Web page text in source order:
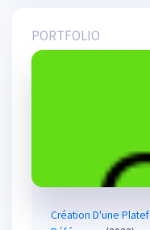
PORTFOLIO
Création D'une